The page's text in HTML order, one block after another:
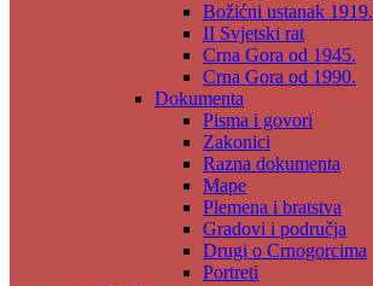
Božićni ustanak 1919.
II Svjetski rat
Crna Gora od 1945.
Crna Gora od 1990.
Dokumenta
Pisma i govori
Zakonici
Razna dokumenta
Mape
Plemena i bratstva
Gradovi i područja
Drugi o Crnogorcima
Portreti